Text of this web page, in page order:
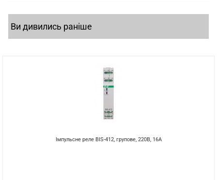
Ви дивились раніше
Імпульсне реле BIS-412, групове, 220В, 16А